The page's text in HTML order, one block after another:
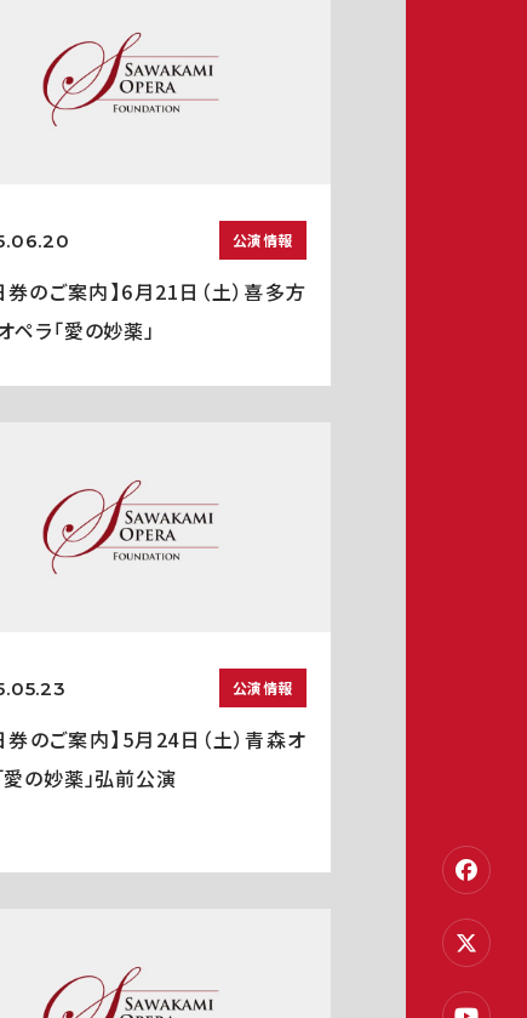
公演情報
券のご案内】6月21日（土）喜多方
ペラ「愛の妙薬」
公演情報
券のご案内】5月24日（土）青森オ
愛の妙薬」弘前公演